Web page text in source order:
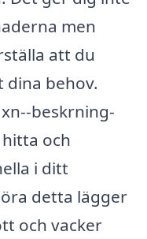
men
att du
behov.
beskrning-
och
i ditt
detta lägger
och vacker